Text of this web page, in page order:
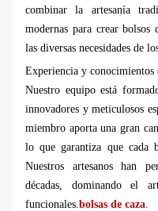
combinar la artesanía
modernas para crear bolsos
las diversas necesidades de
Experiencia y conocimientos
Nuestro equipo está
innovadores y meticulosos
miembro aporta una gran
lo que garantiza que cada
Nuestros artesanos han
décadas, dominando el
funcionales. bolsas de caza